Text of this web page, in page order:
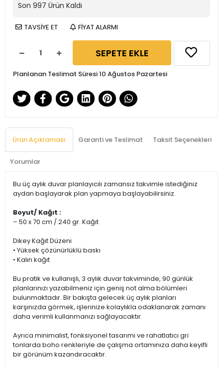
Son 997 Ürün Kaldı
TAVSİYE ET FİYAT ALARMI
SEPETE EKLE
Planlanan Teslimat Süresi 10 Ağustos Pazartesi
Ürün Açıklaması Garanti ve Teslimat Taksit Seçenekleri
Yorumlar
Bu üç aylık duvar planlayıcılı zamansız takvimle istediğiniz
aydan başlayarak plan yapmaya başlayabilirsiniz.
Boyut/ Kağıt :
– 50 x 70 cm / 240 gr. Kağıt
Dikey Kağıt Düzeni
• Yüksek çözünürlüklü baskı
• Kalın kağıt
Bu pratik ve kullanışlı, 3 aylık duvar takviminde, 90 günlük
planlarınızı yazabilmeniz için geniş not alma bölümleri
bulunmaktadır. Bir bakışta gelecek üç aylık planları
karşınızda görmek, işlerinize kolaylıkla odaklanarak zamanı
daha verimli kullanmanızı sağlayacaktır.
Ayrıca minimalist, fonksiyonel tasarımı ve rahatlatıcı gri
tonlarda boho renkleriyle de çalışma ortamınıza daha keyifli
bir görünüm kazandıracaktır.